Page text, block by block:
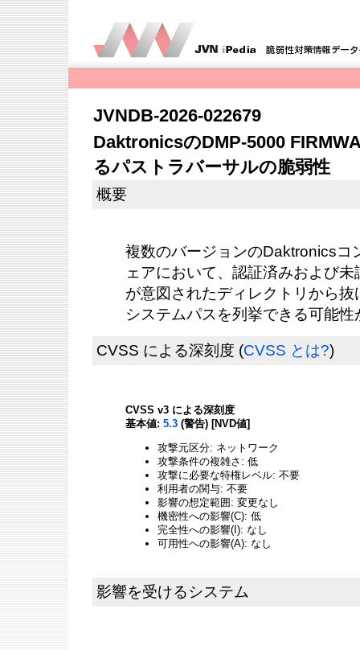
JVNDB-2026-022679
DaktronicsのDMP-5000
るパストラバーサルの脆弱性
概要
複数のバージョンのDaktronicsコ
ェアにおいて、認証済みおよび
が意図されたディレクトリから
システムパスを列挙できる可能性
CVSS による深刻度 (CVSS とは?)
CVSS v3 による深刻度
基本値: 5.3 (警告) [NVD値]
攻撃元区分: ネットワーク
攻撃条件の複雑さ: 低
攻撃に必要な特権レベル: 不要
利用者の関与: 不要
影響の想定範囲: 変更なし
機密性への影響(C): 低
完全性への影響(I): なし
可用性への影響(A): なし
影響を受けるシステム